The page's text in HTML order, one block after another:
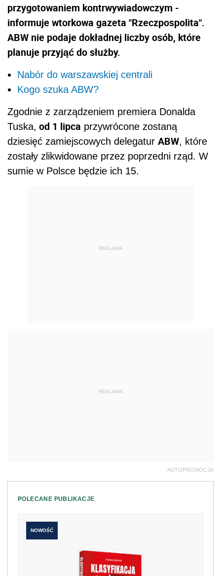
przygotowaniem kontrwywiadowczym -
informuje wtorkowa gazeta "Rzeczpospolita".
ABW nie podaje dokładnej liczby osób, które
planuje przyjąć do służby.
Nabór do warszawskiej centrali
Kogo szuka ABW?
Zgodnie z zarządzeniem premiera Donalda
Tuska, od 1 lipca przywrócone zostaną
dziesięć zamiejscowych delegatur ABW, które
zostały zlikwidowane przez poprzedni rząd. W
sumie w Polsce będzie ich 15.
REKLAMA
REKLAMA
AUTOPROMOCJA
POLECANE PUBLIKACJE
NOWOŚĆ